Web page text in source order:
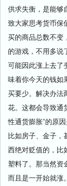
供求失衡，是能够
致大家思考货币
买的商品总数不变
的游戏，不用多说
可能因此涨上去了
味着你今天的钱如
买要少。解决办法
花。这都会导致通
性通货膨胀”的原
比如房子、金子，
西绝对贬值的，比
塑料了。那当然资
而且是一开始就涨